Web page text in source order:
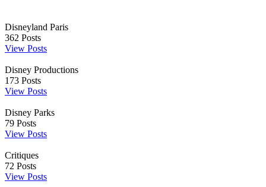
Disneyland Paris
362 Posts
View Posts
Disney Productions
173 Posts
View Posts
Disney Parks
79 Posts
View Posts
Critiques
72 Posts
View Posts